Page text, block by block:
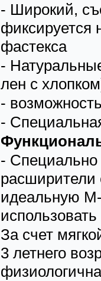
- Широкий,
фиксируется
фастекса
-
лен с
-
-
- Специально
расширители
идеальную
За счет
3 летнего